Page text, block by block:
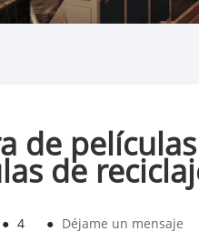
de
de
● 4 ● Déjame un mensaje